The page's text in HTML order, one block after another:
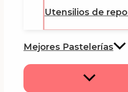
Utensilios de
Mejores Pastelerías